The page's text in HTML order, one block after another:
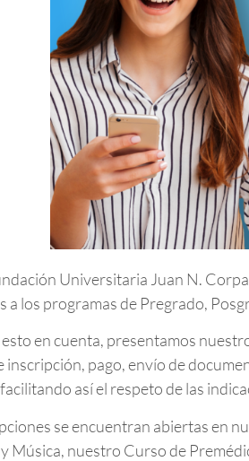
Universitaria Juan N.
a los programas de Pregrado,
en cuenta, presentamos
inscripción, pago, envío de
así el respeto de las
se encuentran abiertas en
Música, nuestro Curso de